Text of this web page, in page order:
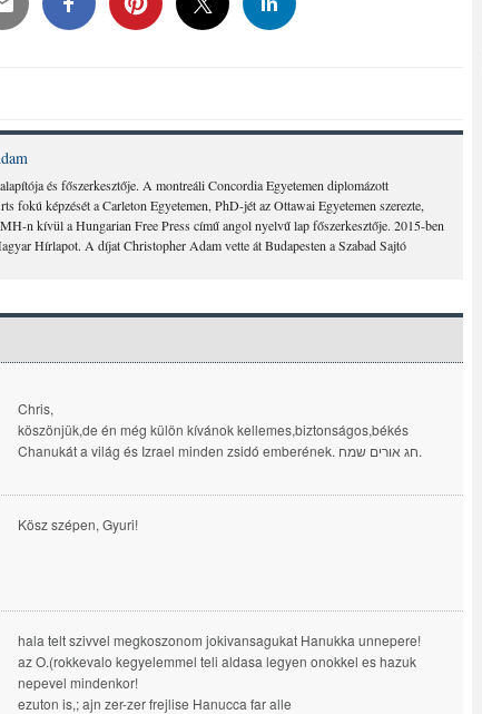
és főszerkesztője. A montreáli Concordia Egyetemen diplomázott
fokú képzését a Carleton Egyetemen, PhD-jét az Ottawai Egyetemen szerezte,
n kívül a Hungarian Free Press című angol nyelvű lap főszerkesztője. 2015-ben
Hírlapot. A díjat Christopher Adam vette át Budapesten a Szabad Sajtó
Chris,
köszönjük,de én még külön kívánok kellemes,biztonságos,békés
Chanukát a világ és Izrael minden zsidó emberének. חג אורים שמח.
Kösz szépen, Gyuri!
hala telt szivvel megkoszonom jokivansagukat Hanukka unnepere!
az O.(rokkevalo kegyelemmel teli aldasa legyen onokkel es hazuk
nepevel mindenkor!
ezuton is,; ajn zer-zer frejlise Hanucca far alle